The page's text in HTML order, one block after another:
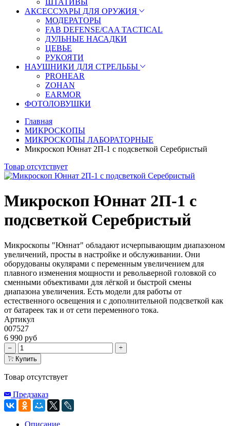
ШТАТИВЫ
АКСЕССУАРЫ ДЛЯ ОРУЖИЯ
МОДЕРАТОРЫ
FAB DEFENSE/CAA TACTICAL
ДУЛЬНЫЕ НАСАДКИ
ЦЕВЬЕ
РУКОЯТИ
НАУШНИКИ ДЛЯ СТРЕЛЬБЫ
PROHEAR
ZOHAN
EARMOR
ФОТОЛОВУШКИ
Главная
МИКРОСКОПЫ
МИКРОСКОПЫ ЛАБОРАТОРНЫЕ
Микроскоп Юннат 2П-1 с подсветкой Серебристый
Товар отсутствует
Микроскоп Юннат 2П-1 с
подсветкой Серебристый
Микроскопы "Юннат" обладают исчерпывающим диапазоном
увеличений, просты в настройке и обслуживании. Они
оборудованы окулярами с переменным увеличением для
плавного изменения мощности и револьверной головкой со
сменными объективами для лёгкой и быстрой смены
диапазона увеличения. Есть модели для работы от
естественного освещения и с дополнительной подсветкой как
от батареек так и от сети переменного тока.
Артикул
007527
6 990 руб
Купить
Товар отсутствует
Предзаказ
Описание